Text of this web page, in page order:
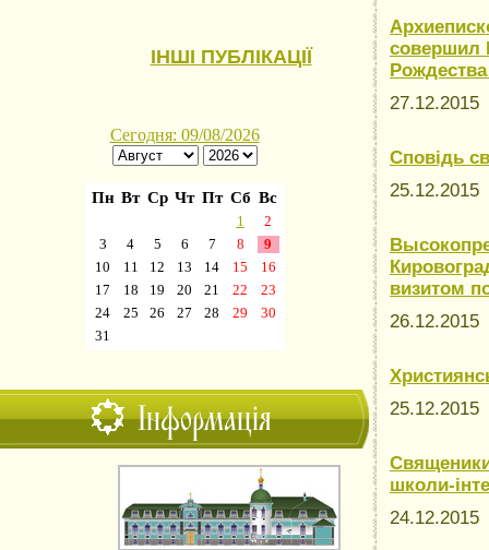
ІНШІ ПУБЛІКАЦІЇ
Інформація
совершил
27.12.2015
Сповідь
25.12.2015
визитом
26.12.2015
25.12.2015
школи-
24.12.2015